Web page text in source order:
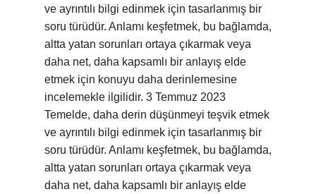
ve ayrıntılı bilgi edinmek için tasarlanmış bir
soru türüdür. Anlamı keşfetmek, bu bağlamda,
altta yatan sorunları ortaya çıkarmak veya
daha net, daha kapsamlı bir anlayış elde
etmek için konuyu daha derinlemesine
incelemekle ilgilidir. 3 Temmuz 2023
Temelde, daha derin düşünmeyi teşvik etmek
ve ayrıntılı bilgi edinmek için tasarlanmış bir
soru türüdür. Anlamı keşfetmek, bu bağlamda,
altta yatan sorunları ortaya çıkarmak veya
daha net, daha kapsamlı bir anlayış elde